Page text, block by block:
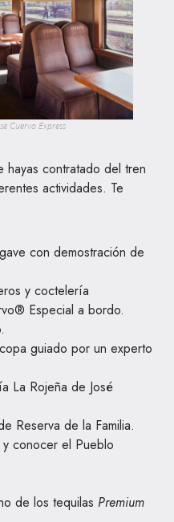
Cuervo Express
contratado del tren
actividades. Te
con demostración de
y coctelería
Especial a bordo.
guiado por un experto
La Rojeña de José
Reserva de la Familia.
conocer el Pueblo
de los tequilas Premium